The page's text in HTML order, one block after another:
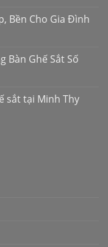
Bền Cho Gia Đình
Bàn Ghế Sắt Số
sắt tại Minh Thy